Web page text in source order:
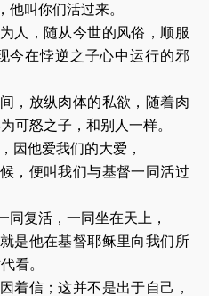
他叫你们活过来。
人，随从今世的风俗，顺服
今在悖逆之子心中运行的邪
，放纵肉体的私欲，随着肉
可怒之子，和别人一样。
因他爱我们的大爱，
，便叫我们与基督一同活过
同复活，一同坐在天上，
是他在基督耶稣里向我们所
看。
着信；这并不是出于自己，